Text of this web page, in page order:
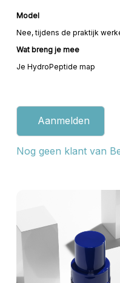
Model
Nee, tijdens de praktijk
Wat breng je mee
Je HydroPeptide map
Aanmelden
Nog geen klant van